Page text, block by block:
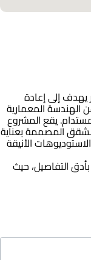
إلى إعادة
الهندسة المعمارية
يقع المشروع
المصممة بعناية
الأنيقة
التفاصيل، حيث